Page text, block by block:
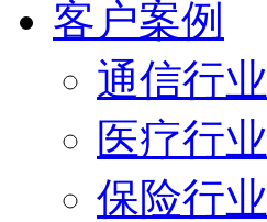
客户案例
通信行业
医疗行业
保险行业